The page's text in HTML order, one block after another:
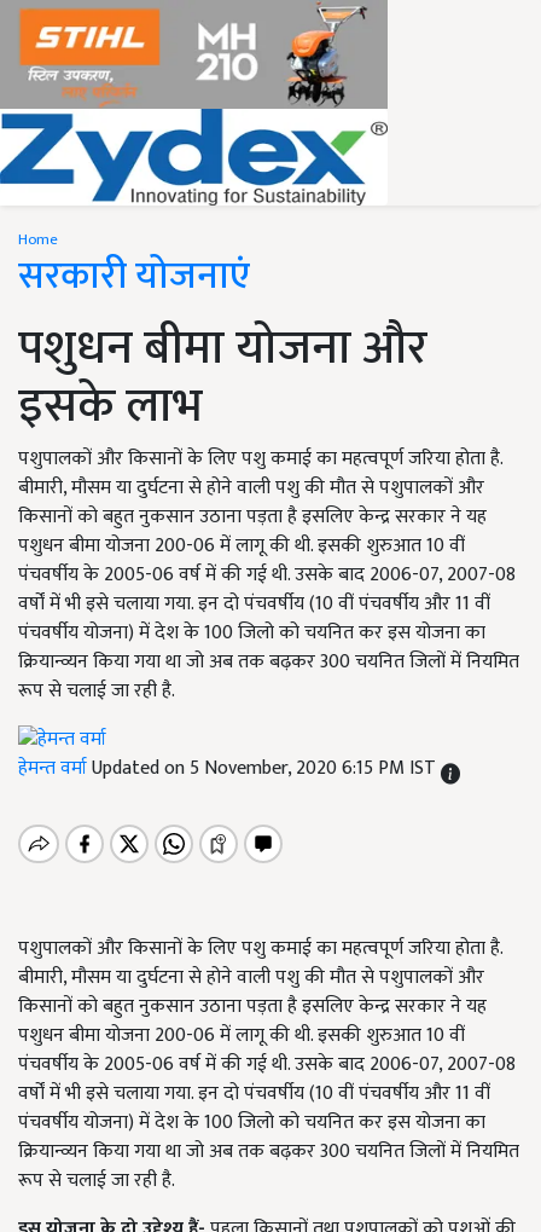
Home
सरकारी योजनाएं
पशुधन बीमा योजना और
इसके लाभ
पशुपालकों और किसानों के लिए पशु कमाई का महत्वपूर्ण जरिया होता है.
बीमारी, मौसम या दुर्घटना से होने वाली पशु की मौत से पशुपालकों और
किसानों को बहुत नुकसान उठाना पड़ता है इसलिए केन्द्र सरकार ने यह
पशुधन बीमा योजना 200-06 में लागू की थी. इसकी शुरुआत 10 वीं
पंचवर्षीय के 2005-06 वर्ष में की गई थी. उसके बाद 2006-07, 2007-08
वर्षों में भी इसे चलाया गया. इन दो पंचवर्षीय (10 वीं पंचवर्षीय और 11 वीं
पंचवर्षीय योजना) में देश के 100 जिलो को चयनित कर इस योजना का
क्रियान्व्यन किया गया था जो अब तक बढ़कर 300 चयनित जिलों में नियमित
रूप से चलाई जा रही है.
हेमन्त वर्माUpdated on 5 November, 2020 6:15 PM IST
पशुपालकों और किसानों के लिए पशु कमाई का महत्वपूर्ण जरिया होता है.
बीमारी, मौसम या दुर्घटना से होने वाली पशु की मौत से पशुपालकों और
किसानों को बहुत नुकसान उठाना पड़ता है इसलिए केन्द्र सरकार ने यह
पशुधन बीमा योजना 200-06 में लागू की थी. इसकी शुरुआत 10 वीं
पंचवर्षीय के 2005-06 वर्ष में की गई थी. उसके बाद 2006-07, 2007-08
वर्षों में भी इसे चलाया गया. इन दो पंचवर्षीय (10 वीं पंचवर्षीय और 11 वीं
पंचवर्षीय योजना) में देश के 100 जिलो को चयनित कर इस योजना का
क्रियान्व्यन किया गया था जो अब तक बढ़कर 300 चयनित जिलों में नियमित
रूप से चलाई जा रही है.